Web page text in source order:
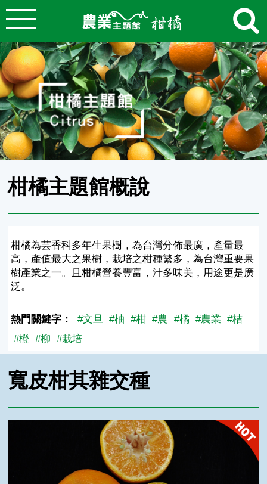
跳到主要內容
農業知識入口網
柑橘主題館概說
柑橘為芸香科多年生果樹，為台灣分佈最廣，產量最
高，產值最大之果樹，栽培之柑種繁多，為台灣重要果
樹產業之一。且柑橘營養豐富，汁多味美，用途更是廣
泛。
熱門關鍵字： #文旦 #柚 #柑 #農 #橘 #農業 #桔
#橙 #柳 #栽培
寬皮柑其雜交種